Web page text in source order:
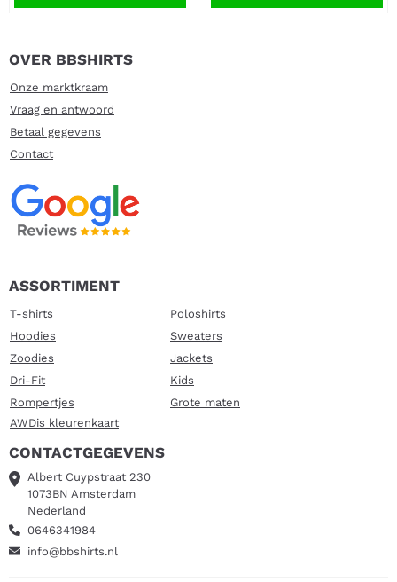
OVER BBSHIRTS
Onze marktkraam
Vraag en antwoord
Betaal gegevens
Contact
ASSORTIMENT
T-shirts
Poloshirts
Hoodies
Sweaters
Zoodies
Jackets
Dri-Fit
Kids
Rompertjes
Grote maten
AWDis kleurenkaart
CONTACTGEGEVENS
Albert Cuypstraat 230
1073BN Amsterdam
Nederland
0646341984
info@bbshirts.nl